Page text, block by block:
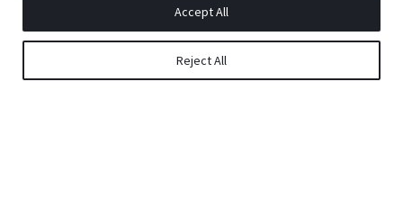
Reject All
Accept All